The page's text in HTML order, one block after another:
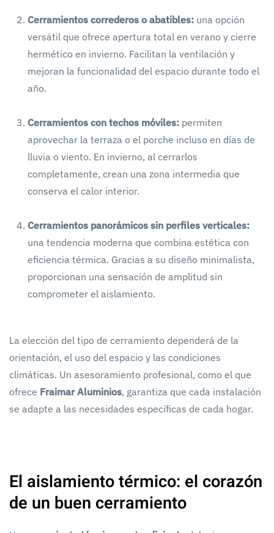
Cerramientos correderos o abatibles: una opción
versátil que ofrece apertura total en verano y cierre
hermético en invierno. Facilitan la ventilación y
mejoran la funcionalidad del espacio durante todo el
año.
Cerramientos con techos móviles: permiten
aprovechar la terraza o el porche incluso en días de
lluvia o viento. En invierno, al cerrarlos
completamente, crean una zona intermedia que
conserva el calor interior.
Cerramientos panorámicos sin perfiles verticales:
una tendencia moderna que combina estética con
eficiencia térmica. Gracias a su diseño minimalista,
proporcionan una sensación de amplitud sin
comprometer el aislamiento.
La elección del tipo de cerramiento dependerá de la
orientación, el uso del espacio y las condiciones
climáticas. Un asesoramiento profesional, como el que
ofrece Fraimar Aluminios, garantiza que cada instalación
se adapte a las necesidades específicas de cada hogar.
El aislamiento térmico: el corazón
de un buen cerramiento